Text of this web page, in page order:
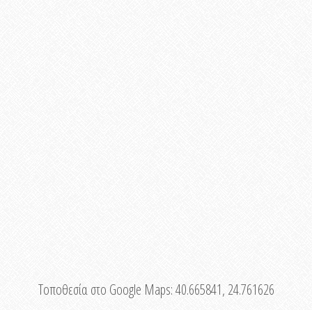
Τοποθεσία στο Google Maps:40.665841, 24.761626